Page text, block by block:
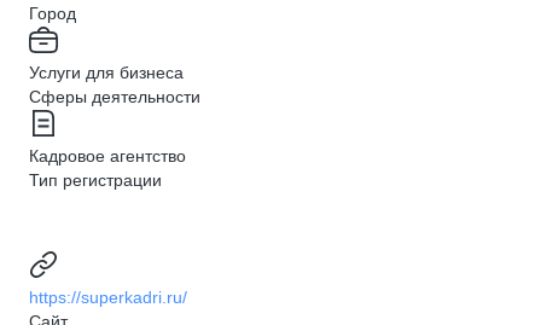
Город
Услуги для бизнеса
Сферы деятельности
Кадровое агентство
Тип регистрации
https://superkadri.ru/